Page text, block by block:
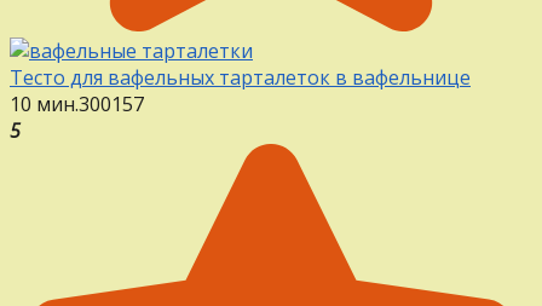
Тесто для вафельных тарталеток в вафельнице
10 мин.300157
5